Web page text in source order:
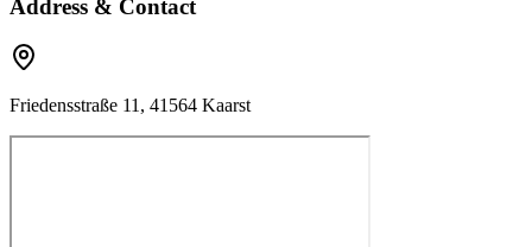
Address & Contact
Friedensstraße 11, 41564 Kaarst